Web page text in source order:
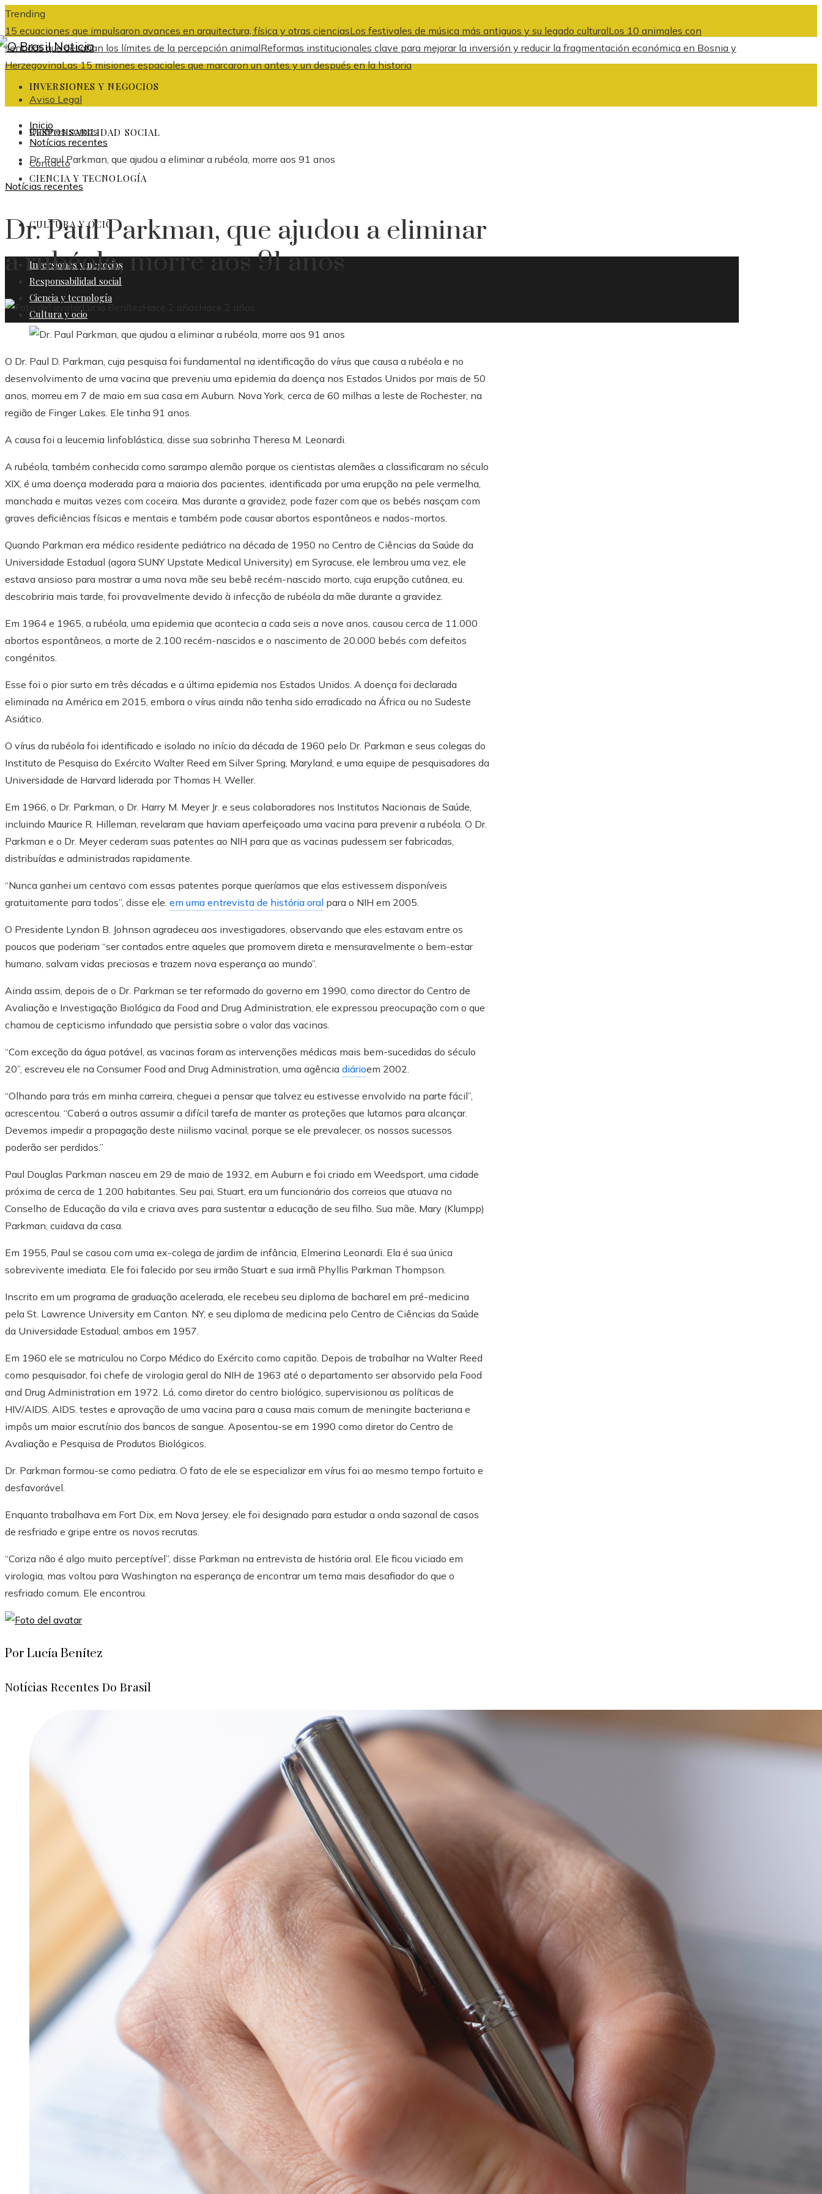
Trending
15 ecuaciones que impulsaron avances en arquitectura, física y otras cienciasLos festivales de música más antiguos y su legado culturalLos 10 animales con
sentidos que desafían los límites de la percepción animalReformas institucionales clave para mejorar la inversión y reducir la fragmentación económica en Bosnia y
HerzegovinaLas 15 misiones espaciales que marcaron un antes y un después en la historia
Aviso Legal
Quiénes somos
Contacto
INVERSIONES Y NEGOCIOS
RESPONSABILIDAD SOCIAL
CIENCIA Y TECNOLOGÍA
CULTURA Y OCIO
Inversiones y negocios
Responsabilidad social
Ciencia y tecnología
Cultura y ocio
Inicio
Notícias recentes
Dr. Paul Parkman, que ajudou a eliminar a rubéola, morre aos 91 anos
Notícias recentes
Dr. Paul Parkman, que ajudou a eliminar
a rubéola, morre aos 91 anos
Lucía Benítez Hace 2 años Hace 2 años
O Dr. Paul D. Parkman, cuja pesquisa foi fundamental na identificação do vírus que causa a rubéola e no
desenvolvimento de uma vacina que preveniu uma epidemia da doença nos Estados Unidos por mais de 50
anos, morreu em 7 de maio em sua casa em Auburn. Nova York, cerca de 60 milhas a leste de Rochester, na
região de Finger Lakes. Ele tinha 91 anos.
A causa foi a leucemia linfoblástica, disse sua sobrinha Theresa M. Leonardi.
A rubéola, também conhecida como sarampo alemão porque os cientistas alemães a classificaram no século
XIX, é uma doença moderada para a maioria dos pacientes, identificada por uma erupção na pele vermelha,
manchada e muitas vezes com coceira. Mas durante a gravidez, pode fazer com que os bebés nasçam com
graves deficiências físicas e mentais e também pode causar abortos espontâneos e nados-mortos.
Quando Parkman era médico residente pediátrico na década de 1950 no Centro de Ciências da Saúde da
Universidade Estadual (agora SUNY Upstate Medical University) em Syracuse, ele lembrou uma vez, ele
estava ansioso para mostrar a uma nova mãe seu bebê recém-nascido morto, cuja erupção cutânea, eu.
descobriria mais tarde, foi provavelmente devido à infecção de rubéola da mãe durante a gravidez.
Em 1964 e 1965, a rubéola, uma epidemia que acontecia a cada seis a nove anos, causou cerca de 11.000
abortos espontâneos, a morte de 2.100 recém-nascidos e o nascimento de 20.000 bebés com defeitos
congénitos.
Esse foi o pior surto em três décadas e a última epidemia nos Estados Unidos. A doença foi declarada
eliminada na América em 2015, embora o vírus ainda não tenha sido erradicado na África ou no Sudeste
Asiático.
O vírus da rubéola foi identificado e isolado no início da década de 1960 pelo Dr. Parkman e seus colegas do
Instituto de Pesquisa do Exército Walter Reed em Silver Spring, Maryland, e uma equipe de pesquisadores da
Universidade de Harvard liderada por Thomas H. Weller.
Em 1966, o Dr. Parkman, o Dr. Harry M. Meyer Jr. e seus colaboradores nos Institutos Nacionais de Saúde,
incluindo Maurice R. Hilleman, revelaram que haviam aperfeiçoado uma vacina para prevenir a rubéola. O Dr.
Parkman e o Dr. Meyer cederam suas patentes ao NIH para que as vacinas pudessem ser fabricadas,
distribuídas e administradas rapidamente.
“Nunca ganhei um centavo com essas patentes porque queríamos que elas estivessem disponíveis
gratuitamente para todos”, disse ele. em uma entrevista de história oral para o NIH em 2005.
O Presidente Lyndon B. Johnson agradeceu aos investigadores, observando que eles estavam entre os
poucos que poderiam “ser contados entre aqueles que promovem direta e mensuravelmente o bem-estar
humano, salvam vidas preciosas e trazem nova esperança ao mundo”.
Ainda assim, depois de o Dr. Parkman se ter reformado do governo em 1990, como director do Centro de
Avaliação e Investigação Biológica da Food and Drug Administration, ele expressou preocupação com o que
chamou de cepticismo infundado que persistia sobre o valor das vacinas.
“Com exceção da água potável, as vacinas foram as intervenções médicas mais bem-sucedidas do século
20”, escreveu ele na Consumer Food and Drug Administration, uma agência diárioem 2002.
“Olhando para trás em minha carreira, cheguei a pensar que talvez eu estivesse envolvido na parte fácil”,
acrescentou. “Caberá a outros assumir a difícil tarefa de manter as proteções que lutamos para alcançar.
Devemos impedir a propagação deste niilismo vacinal, porque se ele prevalecer, os nossos sucessos
poderão ser perdidos.”
Paul Douglas Parkman nasceu em 29 de maio de 1932, em Auburn e foi criado em Weedsport, uma cidade
próxima de cerca de 1.200 habitantes. Seu pai, Stuart, era um funcionário dos correios que atuava no
Conselho de Educação da vila e criava aves para sustentar a educação de seu filho. Sua mãe, Mary (Klumpp)
Parkman, cuidava da casa.
Em 1955, Paul se casou com uma ex-colega de jardim de infância, Elmerina Leonardi. Ela é sua única
sobrevivente imediata. Ele foi falecido por seu irmão Stuart e sua irmã Phyllis Parkman Thompson.
Inscrito em um programa de graduação acelerada, ele recebeu seu diploma de bacharel em pré-medicina
pela St. Lawrence University em Canton. NY, e seu diploma de medicina pelo Centro de Ciências da Saúde
da Universidade Estadual, ambos em 1957.
Em 1960 ele se matriculou no Corpo Médico do Exército como capitão. Depois de trabalhar na Walter Reed
como pesquisador, foi chefe de virologia geral do NIH de 1963 até o departamento ser absorvido pela Food
and Drug Administration em 1972. Lá, como diretor do centro biológico, supervisionou as políticas de
HIV/AIDS. AIDS. testes e aprovação de uma vacina para a causa mais comum de meningite bacteriana e
impôs um maior escrutínio dos bancos de sangue. Aposentou-se em 1990 como diretor do Centro de
Avaliação e Pesquisa de Produtos Biológicos.
Dr. Parkman formou-se como pediatra. O fato de ele se especializar em vírus foi ao mesmo tempo fortuito e
desfavorável.
Enquanto trabalhava em Fort Dix, em Nova Jersey, ele foi designado para estudar a onda sazonal de casos
de resfriado e gripe entre os novos recrutas.
“Coriza não é algo muito perceptível”, disse Parkman na entrevista de história oral. Ele ficou viciado em
virologia, mas voltou para Washington na esperança de encontrar um tema mais desafiador do que o
resfriado comum. Ele encontrou.
Por Lucía Benítez
Notícias Recentes Do Brasil